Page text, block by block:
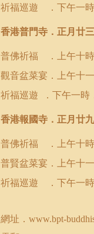
祈福巡遊 ．下午一
香港普門寺．正月廿
普佛祈福 ．上午十時
觀音盆菜宴．上午十
祈福巡遊
．下午一
香港報國寺．正月廿
普佛祈福 ．上午十時
普賢盆菜宴．上午十
祈福巡遊 ．下午一
網址． www.bpt-